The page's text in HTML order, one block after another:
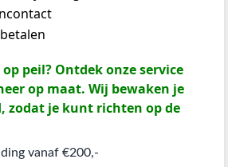
peil? Ontdek onze service
op maat. Wij bewaken je
zodat je kunt richten op de
vanaf €200,-